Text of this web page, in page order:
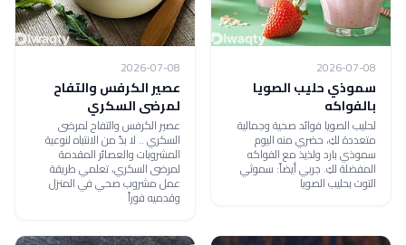
2026-07-08
سموذي حليب الصويا
بالفواكه
لحليب الصويا فوائد صحية وجمالية
متعددة لكِ، حضري منه اليوم
سموذي بارد ولذيذ مع الفواكه
المفضلة لكِ. جربي أيضاً: سموثي
التوت بحليب الصويا
2026-07-08
عصير الكرفس والتفاح
لمرضى السكري
عصير الكرفس والتفاح لمرضى
السكري .. لا بدّ من الانتباه لنوعية
المشروبات والعصائر المقدمة
لمرضى السكري، تعلمي طريقة
عمل مشروب صحي في المنزل
وقدميه فوراً